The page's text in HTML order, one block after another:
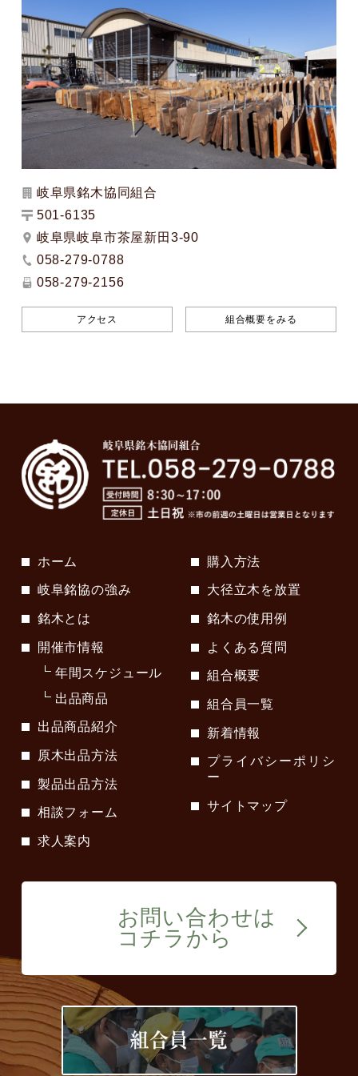
岐阜県銘木協同組合
501-6135
岐阜県岐阜市茶屋新田3-90
058-279-0788
058-279-2156
アクセス 組合概要をみる
ホーム
岐阜銘協の強み
銘木とは
開催市情報
年間スケジュール
出品商品
出品商品紹介
原木出品方法
製品出品方法
相談フォーム
求人案内
購入方法
大径立木を放置
銘木の使用例
よくある質問
組合概要
組合員一覧
新着情報
プライバシーポリシ
ー
サイトマップ
お問い合わせは
コチラから